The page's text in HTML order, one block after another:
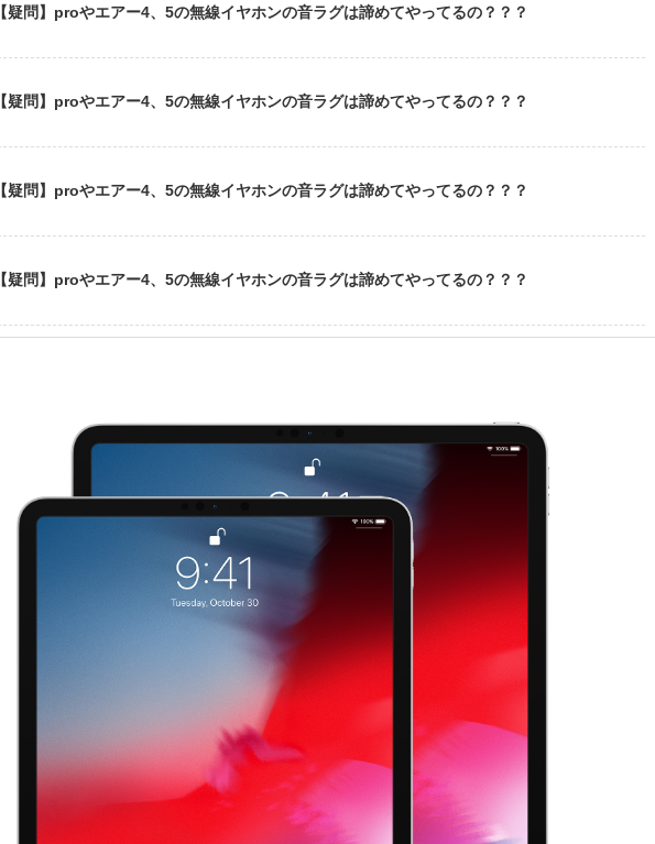
【疑問】proやエアー4、5の無線イヤホンの音ラグは諦めてやってるの？？？
【疑問】proやエアー4、5の無線イヤホンの音ラグは諦めてやってるの？？？
【疑問】proやエアー4、5の無線イヤホンの音ラグは諦めてやってるの？？？
【疑問】proやエアー4、5の無線イヤホンの音ラグは諦めてやってるの？？？